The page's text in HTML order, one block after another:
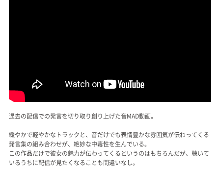
過去の配信での発言を切り取り創り上げた音MAD動画。
緩やかで軽やかなトラックと、音だけでも表情豊かな雰囲気が伝わってくる
発言集の組み合わせが、絶妙な中毒性を生んでいる。
この作品だけで彼女の魅力が伝わってくるというのはもちろんだが、聴いて
いるうちに配信が見たくなることも間違いなし。